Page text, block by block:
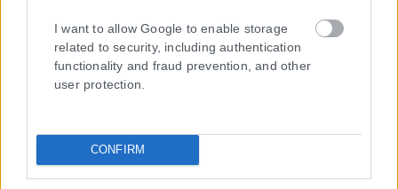
I want to allow Google to enable storage
related to security, including authentication
functionality and fraud prevention, and other
user protection.
CONFIRM
Η εταιρεία με την επωνυμία “POLITICAL MEDIA GROUP A.E.” και κατ’
επέκταση η ιστοσελίδα που κατέχει αυτή “www.karfitsa.gr”
συμμορφώνονται με τη Σύσταση (ΕΕ) 2018/334 της Επιτροπής της